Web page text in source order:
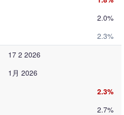
2.0%
2.3%
17 2 2026
1月 2026
2.3%
2.7%